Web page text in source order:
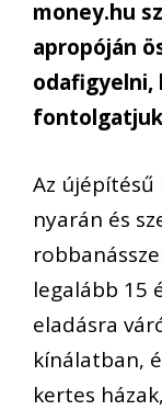
money.hu
apropóján
Az
nyarán és
legalább 15
eladásra
kínálatban,
kertes